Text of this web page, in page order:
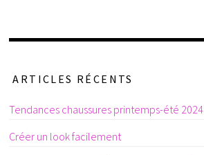
ARTICLES RÉCENTS
Tendances chaussures printemps-été 2024
Créer un look facilement